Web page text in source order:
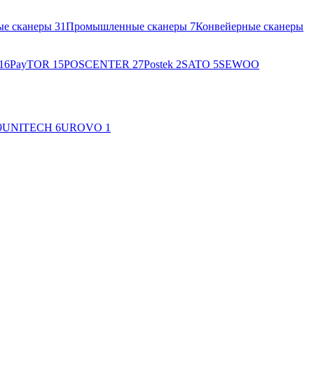
сканеры 31Промышленные сканеры 7Конвейерные сканеры
16PayTOR 15POSCENTER 27Postek 2SATO 5SEWOO
UNITECH 6UROVO 1